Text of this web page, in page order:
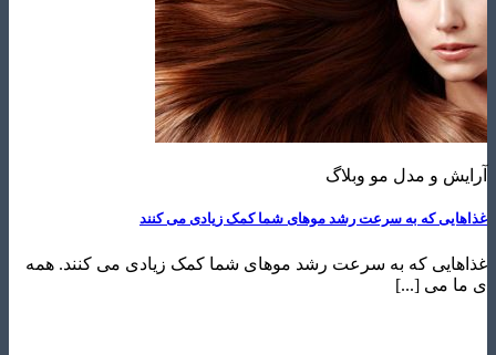
و مدل مو وبلاگ
که به سرعت رشد موهای شما کمک زیادی می کنند
که به سرعت رشد موهای شما کمک زیادی می کنند. همه
می [...]